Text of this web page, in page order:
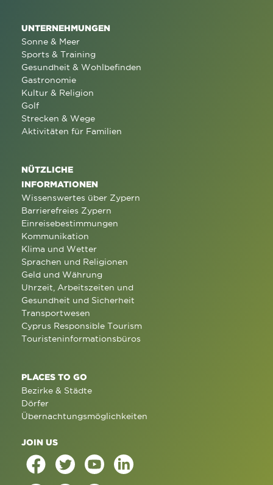
UNTERNEHMUNGEN
Sonne & Meer
Sports & Training
Gesundheit & Wohlbefinden
Gastronomie
Kultur & Religion
Golf
Strecken & Wege
Aktivitäten für Familien
NÜTZLICHE
INFORMATIONEN
Wissenswertes über Zypern
Barrierefreies Zypern
Einreisebestimmungen
Kommunikation
Klima und Wetter
Sprachen und Religionen
Geld und Währung
Uhrzeit, Arbeitszeiten und
Gesundheit und Sicherheit
Transportwesen
Cyprus Responsible Tourism
Touristeninformationsbüros
PLACES TO GO
Bezirke & Städte
Dörfer
Übernachtungsmöglichkeiten
JOIN US